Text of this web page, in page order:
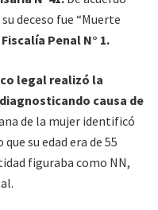
deceso fue “Muerte
Fiscalía Penal N° 1.
legal realizó la
causa de
de la mujer identificó
su edad era de 55
figuraba como NN,